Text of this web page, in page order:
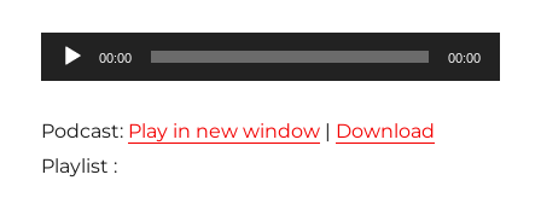
Lecteur
audio
00:00 00:00
Podcast: Play in new window | Download
Playlist :